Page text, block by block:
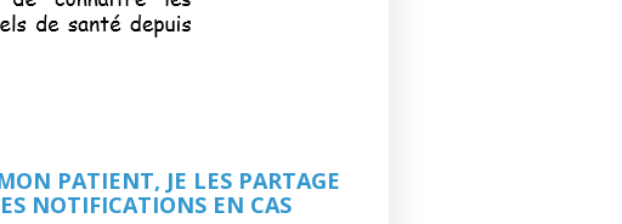
PATIENT, JE LES PARTAGE
NOTIFICATIONS EN CAS